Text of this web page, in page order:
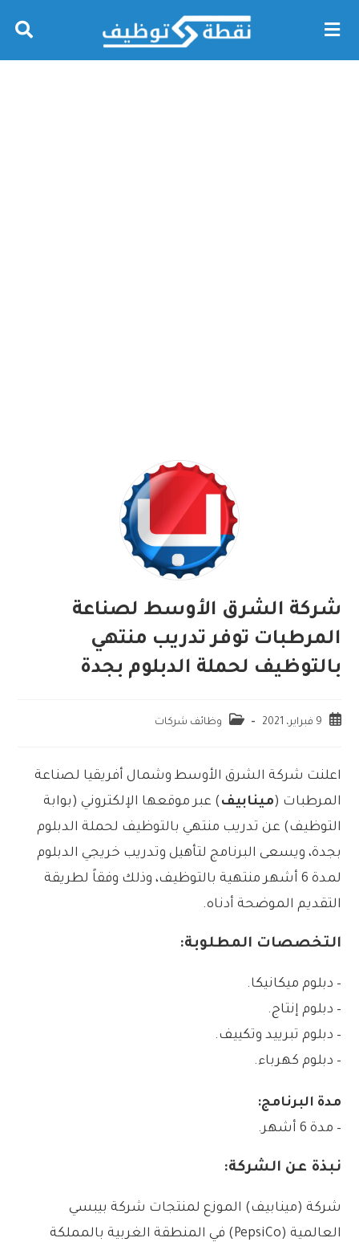
شركة الشرق الأوسط لصناعة
المرطبات توفر تدريب منتهي
بالتوظيف لحملة الدبلوم بجدة
9 فبراير، 2021 وظائف شركات
اعلنت شركة الشرق الأوسط وشمال أفريقيا لصناعة
المرطبات (مينابيف ) عبر موقعها الإلكتروني (بوابة
التوظيف) عن تدريب منتهي بالتوظيف لحملة الدبلوم
بجدة، ويسعى البرنامج لتأهيل وتدريب خريجي الدبلوم
لمدة 6 أشهر منتهية بالتوظيف، وذلك وفقاً لطريقة
التقديم الموضحة أدناه.
التخصصات المطلوبة:
– دبلوم ميكانيكا.
– دبلوم إنتاج.
– دبلوم تبرييد وتكييف.
– دبلوم كهرباء.
مدة البرنامج:
– مدة 6 أشهر.
نبذة عن الشركة:
شركة (مينابيف) الموزع لمنتجات شركة بيبسي
العالمية (PepsiCo) في المنطقة الغربية بالمملكة